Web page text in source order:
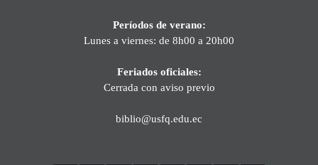
Períodos de verano:
Lunes a viernes: de 8h00 a 20h00
Feriados oficiales:
Cerrada con aviso previo
biblio@usfq.edu.ec